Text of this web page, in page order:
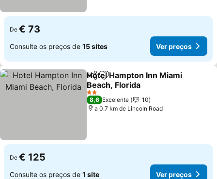
De € 73
Consulte os preços de 15 sites Ver preços
PartilharAdicionar aos favoritos
Hotel Hampton Inn Miami
Beach, Florida
2 Estrelas
8,6 Excelente
10
a 0.7 km de Lincoln Road
De € 125
Consulte os preços de 1 site Ver preços